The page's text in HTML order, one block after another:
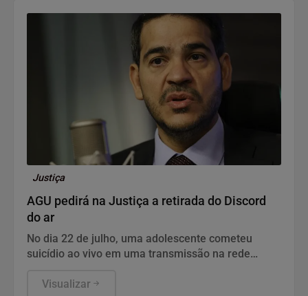
Justiça
AGU pedirá na Justiça a retirada do Discord
do ar
No dia 22 de julho, uma adolescente cometeu
suicídio ao vivo em uma transmissão na rede
Visualizar